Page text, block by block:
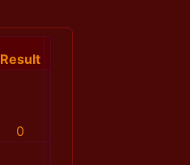
Result
0